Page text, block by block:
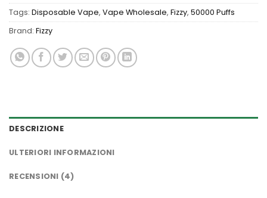
Tags: Disposable Vape, Vape Wholesale, Fizzy, 50000 Puffs
Brand: Fizzy
DESCRIZIONE
ULTERIORI INFORMAZIONI
RECENSIONI (4)